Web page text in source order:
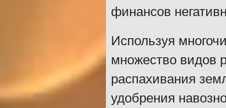
финансов
Используя
множество видов
распахивания
удобрения